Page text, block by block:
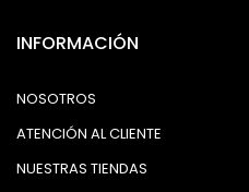
INFORMACIÓN
NOSOTROS
ATENCIÓN AL CLIENTE
NUESTRAS TIENDAS